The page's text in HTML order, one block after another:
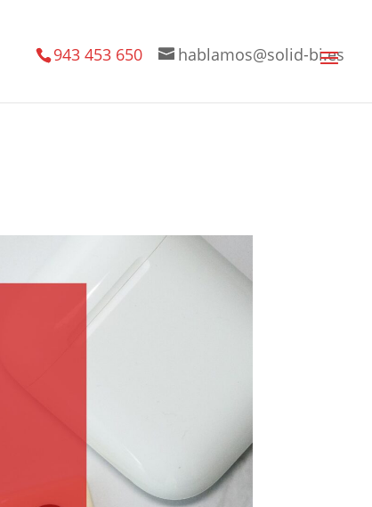
943 453 650 hablamos@solid-bi.es